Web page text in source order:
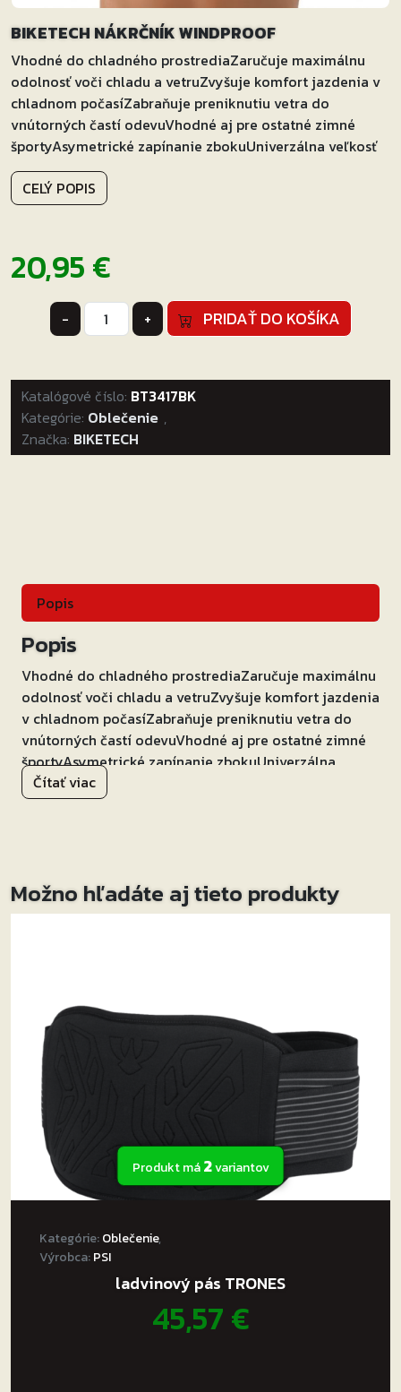
BIKETECH NÁKRČNÍK WINDPROOF
Vhodné do chladného prostrediaZaručuje maximálnu
odolnosť voči chladu a vetruZvyšuje komfort jazdenia v
chladnom počasíZabraňuje preniknutiu vetra do
vnútorných častí odevuVhodné aj pre ostatné zimné
športyAsymetrické zapínanie zbokuUniverzálna veľkosť
CELÝ POPIS
20,95€
-
množstvo
BIKETECH
WINDPROOF
+ PRIDAŤ DO KOŠÍKA
Katalógové číslo: BT3417BK
Kategórie: Oblečenie ,
Značka: BIKETECH
Popis
Popis
Vhodné do chladného prostrediaZaručuje maximálnu
odolnosť voči chladu a vetruZvyšuje komfort jazdenia
v chladnom počasíZabraňuje preniknutiu vetra do
vnútorných častí odevuVhodné aj pre ostatné zimné
športyAsymetrické zapínanie zbokuUniverzálna
veľkosť
Čítať viac
Možno hľadáte aj tieto produkty
Produkt má2variantov
Kategórie:Oblečenie,
Výrobca:PSI
ladvinový pás TRONES
45,57€